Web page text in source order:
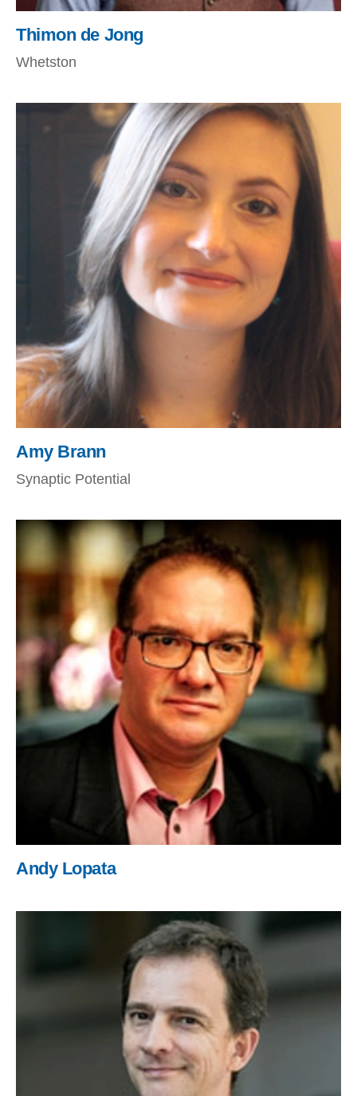
Thimon de Jong
Whetston
Amy Brann
Synaptic Potential
Andy Lopata